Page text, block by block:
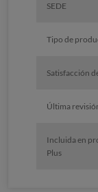
SEDE
Tipo de
Satisfacción
Última
Incluida en
Plus